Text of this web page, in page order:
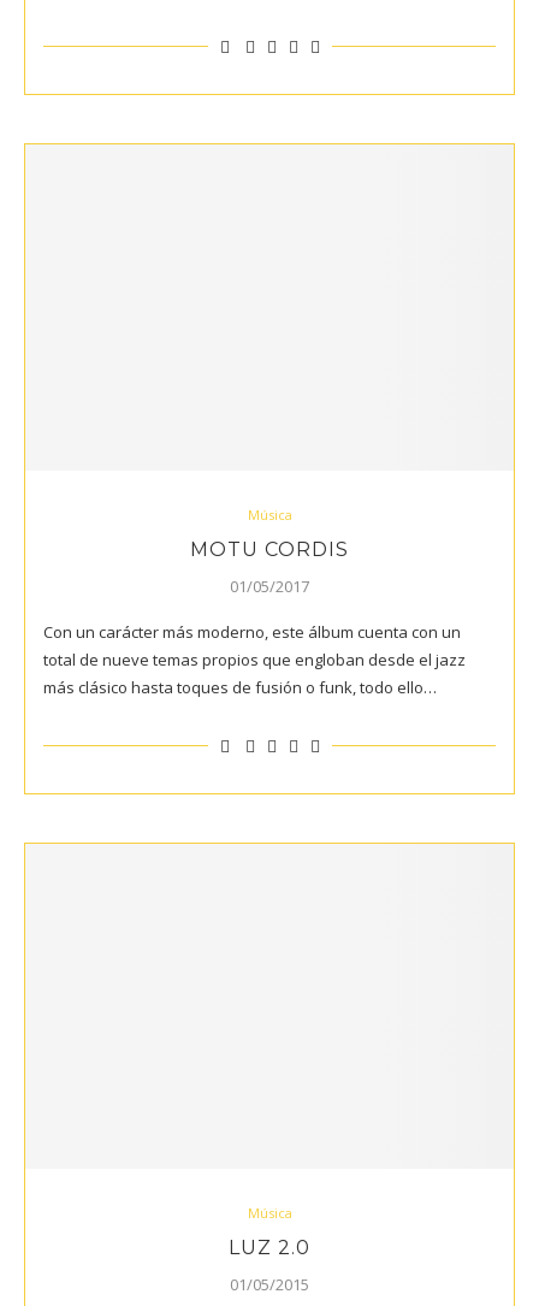
Música
MOTU CORDIS
01/05/2017
Con un carácter más moderno, este álbum cuenta con un
total de nueve temas propios que engloban desde el jazz
más clásico hasta toques de fusión o funk, todo ello…
Música
LUZ 2.0
01/05/2015